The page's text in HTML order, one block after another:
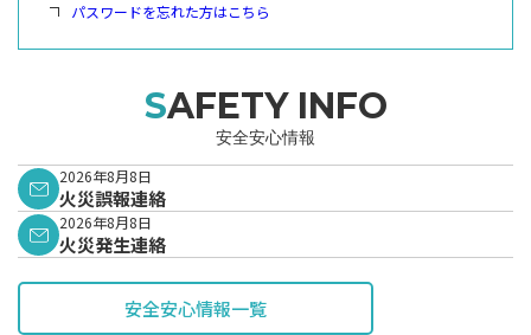
パスワードを忘れた方はこちら
SAFETY INFO
安全安心情報
2026年8月8日
火災誤報連絡
2026年8月8日
火災発生連絡
安全安心情報一覧